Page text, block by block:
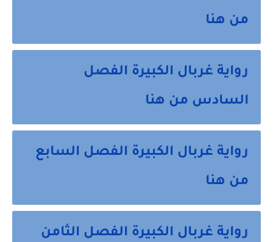
من هنا
رواية غربال الكبيرة الفصل
السادس من هنا
رواية غربال الكبيرة الفصل السابع
من هنا
رواية غربال الكبيرة الفصل الثامن